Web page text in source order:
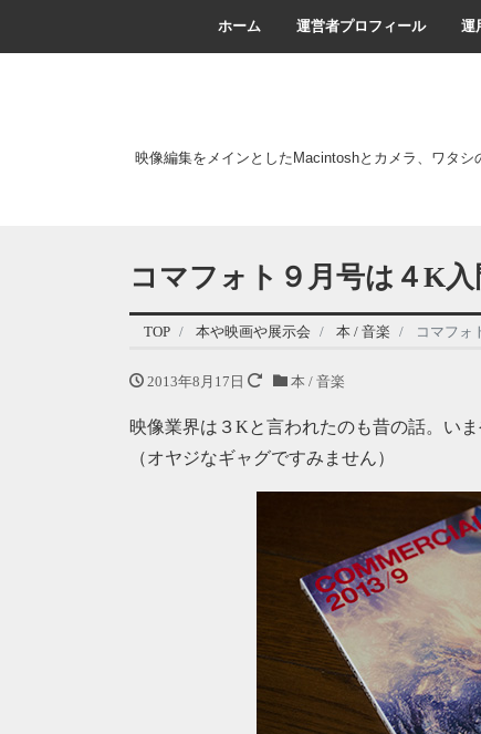
ホーム 運営者プロフィール 運
映像編集をメインとしたMacintoshとカメラ、ワタ
コマフォト９月号は４K入
TOP 本や映画や展示会 本 / 音楽 コマフォ
2013年8月17日 本 / 音楽
映像業界は３Kと言われたのも昔の話。い
（オヤジなギャグですみません）